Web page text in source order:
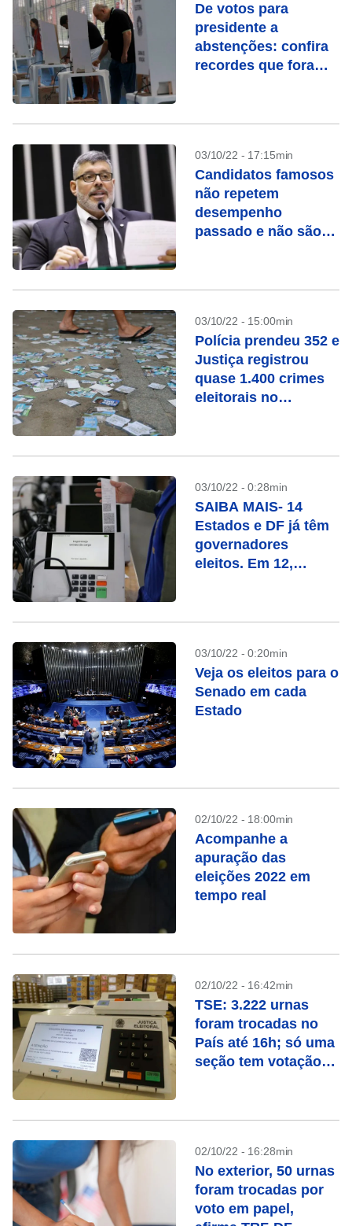
De votos para
presidente a
abstenções: confira
recordes que foram
03/10/22 - 17:15min
Candidatos famosos
não repetem
desempenho
passado e não são
03/10/22 - 15:00min
Polícia prendeu 352 e
Justiça registrou
quase 1.400 crimes
eleitorais no
03/10/22 - 0:28min
SAIBA MAIS- 14
Estados e DF já têm
governadores
eleitos. Em 12,
03/10/22 - 0:20min
Veja os eleitos para o
Senado em cada
Estado
02/10/22 - 18:00min
Acompanhe a
apuração das
eleições 2022 em
tempo real
02/10/22 - 16:42min
TSE: 3.222 urnas
foram trocadas no
País até 16h; só uma
seção tem votação
02/10/22 - 16:28min
No exterior, 50 urnas
foram trocadas por
voto em papel,